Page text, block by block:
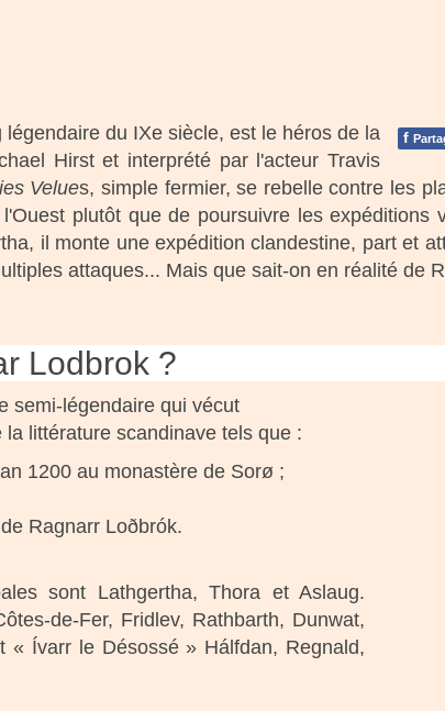
f
légendaire du IXe siècle, est le héros de la
Hirst et interprété par l'acteur Travis
Velues, simple fermier, se rebelle contre les
plutôt que de poursuivre les expéditions
il monte une expédition clandestine, part et
attaques... Mais que sait-on en réalité de
Lodbrok ?
semi-légendaire qui vécut
littérature scandinave tels que :
1200 au monastère de Sorø ;
Ragnarr Loðbrók.
sont Lathgertha, Thora et Aslaug.
de-Fer, Fridlev, Rathbarth, Dunwat,
Ívarr le Désossé » Hálfdan, Regnald,